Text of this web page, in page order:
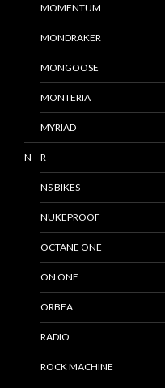
MOMENTUM
MONDRAKER
MONGOOSE
MONTERIA
MYRIAD
N – R
NS BIKES
NUKEPROOF
OCTANE ONE
ON ONE
ORBEA
RADIO
ROCK MACHINE